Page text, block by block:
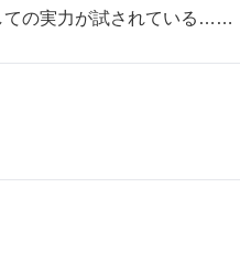
ての実力が試されている……